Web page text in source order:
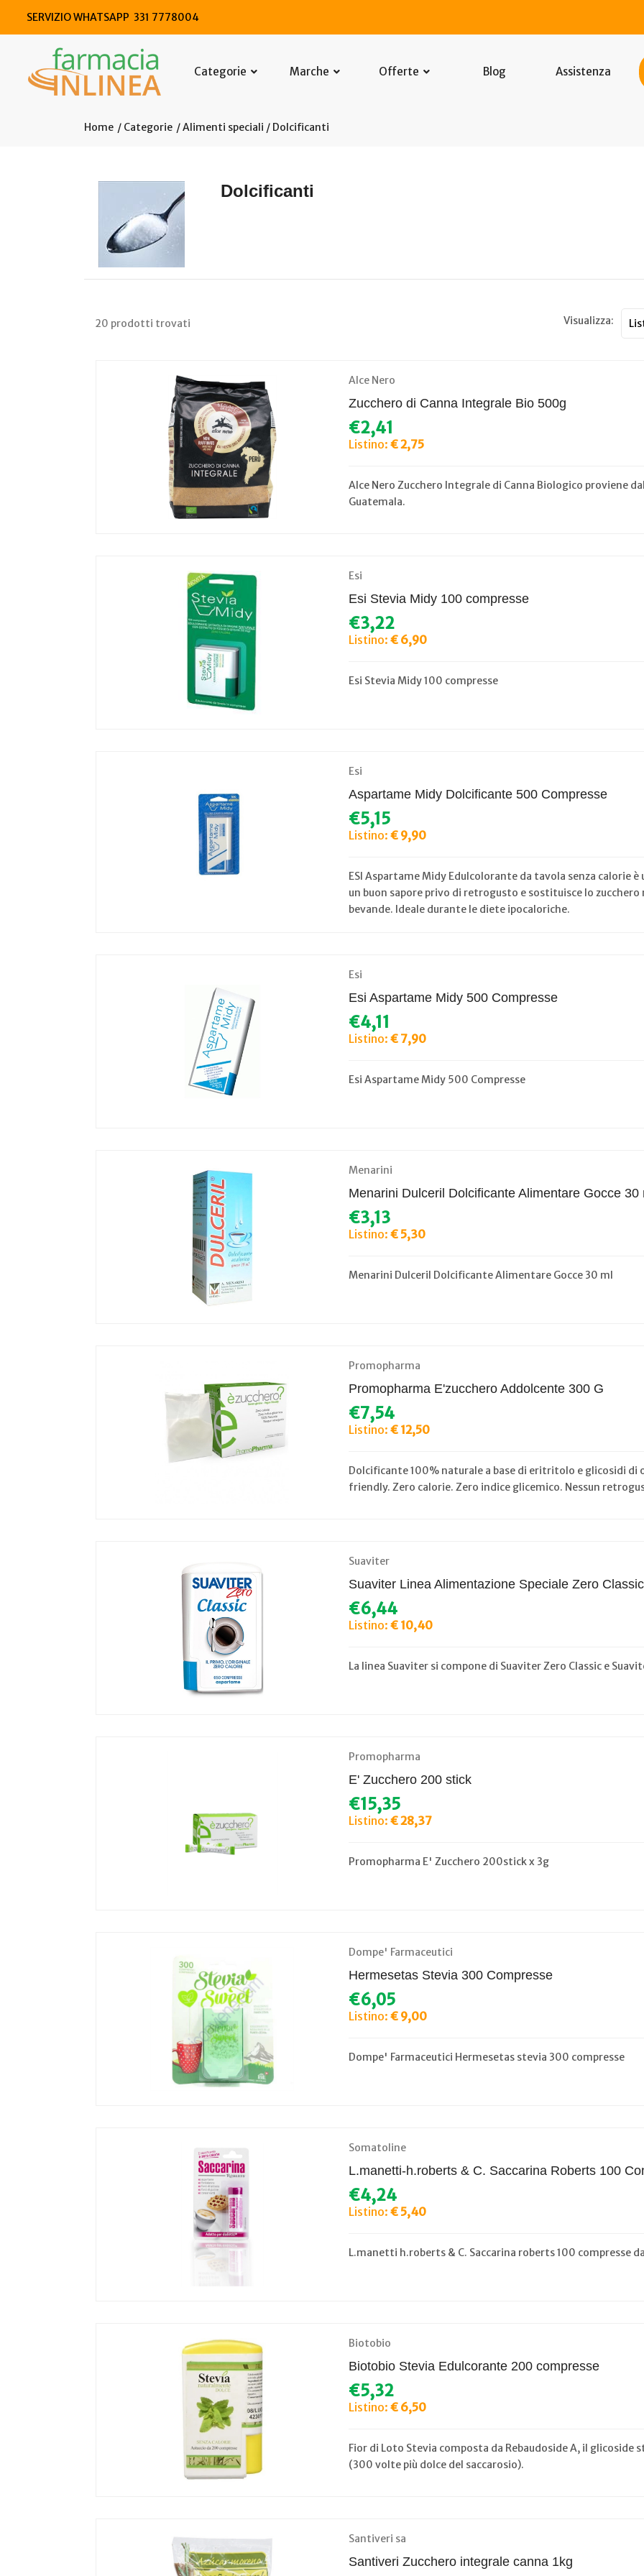
SERVIZIO WHATSAPP 331 7778004
Categorie Marche Offerte Blog Assistenza
Home Categorie Alimenti speciali / Dolcificanti
Dolcificanti
20 prodotti trovati Visualizza:
Alce Nero
Zucchero di Canna Integrale Bio 500g
€2,41
Listino: € 2,75
Alce Nero Zucchero Integrale di Canna Biologico proviene
Guatemala.
Esi
Esi Stevia Midy 100 compresse
€3,22
Listino: € 6,90
Esi Stevia Midy 100 compresse
Esi
Aspartame Midy Dolcificante 500 Compresse
€5,15
Listino: € 9,90
ESI Aspartame Midy Edulcolorante da tavola senza calorie
un buon sapore privo di retrogusto e sostituisce lo
bevande. Ideale durante le diete ipocaloriche.
Esi
Esi Aspartame Midy 500 Compresse
€4,11
Listino: € 7,90
Esi Aspartame Midy 500 Compresse
Menarini
Menarini Dulceril Dolcificante Alimentare Gocce 30
€3,13
Listino: € 5,30
Menarini Dulceril Dolcificante Alimentare Gocce 30 ml
Promopharma
Promopharma E'zucchero Addolcente 300 G
€7,54
Listino: € 12,50
Dolcificante 100% naturale a base di eritritolo e glicosidi di
friendly. Zero calorie. Zero indice glicemico. Nessun
Suaviter
Suaviter Linea Alimentazione Speciale Zero
€6,44
Listino: € 10,40
La linea Suaviter si compone di Suaviter Zero Classic e
Promopharma
E' Zucchero 200 stick
€15,35
Listino: € 28,37
Promopharma E' Zucchero 200stick x 3g
Dompe' Farmaceutici
Hermesetas Stevia 300 Compresse
€6,05
Listino: € 9,00
Dompe' Farmaceutici Hermesetas stevia 300 compresse
Somatoline
L.manetti-h.roberts & C. Saccarina Roberts 100
€4,24
Listino: € 5,40
L.manetti h.roberts & C. Saccarina roberts 100 compresse
Biotobio
Biotobio Stevia Edulcorante 200 compresse
€5,32
Listino: € 6,50
Fior di Loto Stevia composta da Rebaudoside A, il
(300 volte più dolce del saccarosio).
Santiveri sa
Santiveri Zucchero integrale canna 1kg